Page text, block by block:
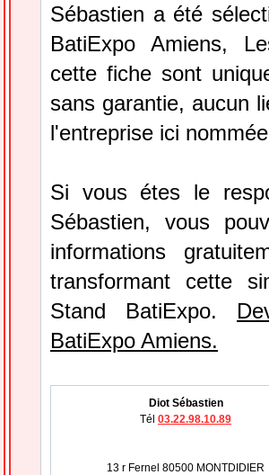
Sébastien a été
BatiExpo Amiens,
cette fiche sont
sans garantie, aucun
l'entreprise ici
Si vous étes le
Sébastien, vous
informations
transformant cette
Stand BatiExpo.
BatiExpo Amiens.
Diot Sébastien
Tél 03.22.98.10.89
13 r Fernel 80500 MONTDIDIER